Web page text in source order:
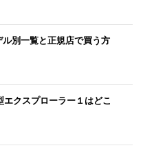
別一覧と正規店で買う方
エクスプローラー１はどこ